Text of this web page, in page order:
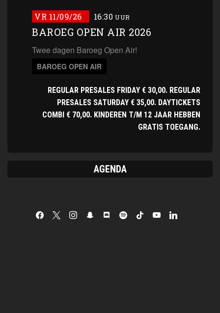
VR 11/09/26 16:30 UUR
BAROEG OPEN AIR 2026
Twee dagen Baroeg Open Air!
BAROEG OPEN AIR
REGULAR PRESALES FRIDAY € 30,00. REGULAR
PRESALES SATURDAY € 35,00. DAYTICKETS
COMBI € 70,00. KINDEREN T/M 12 JAAR HEBBEN
GRATIS TOEGANG.
AGENDA